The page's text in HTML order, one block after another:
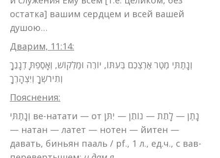
остатка] вашим сердцем и всей вашей
душою…
Дварим, 11:14:
וְנָתַתִּי מְטַר אַרְצְכֶם בְּעִתּוֹ, יוֹרֶה וּמַלְקוֹשׁ, וְאָסַפְתָּ דְגָנֶךָ
וְתִירֹשְׁךָ וְיִצְהָרֶךָ
Пояснения:
וְנָתַתִּי ве-натати — от נָתַן — לָתֵת — נוֹתֵן — יִתֵּן
— натан — латет — нотен — йитен —
давать, биньян пааль / pf., 1 л., ед.ч., с вав-